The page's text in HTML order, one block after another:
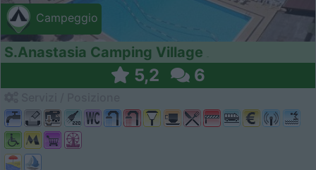
Campeggio
S.Anastasia Camping Village
5,2 6